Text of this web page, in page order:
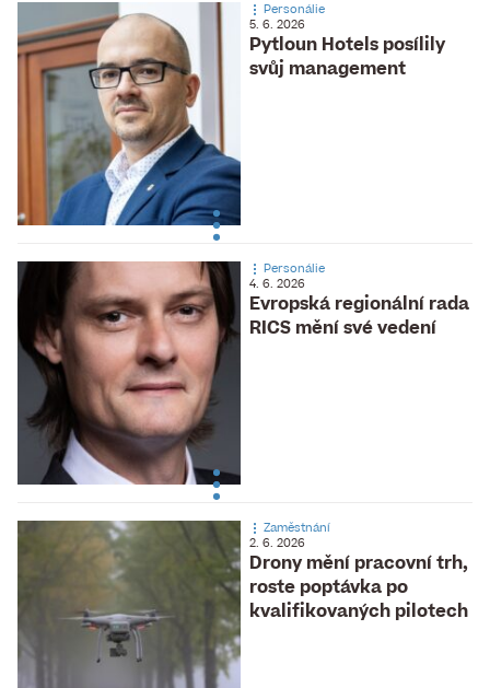
Pytloun Hotels posílily
svůj management
Personálie
5. 6. 2026
Evropská regionální rada
RICS mění své vedení
Personálie
4. 6. 2026
Drony mění pracovní trh,
roste poptávka po
kvalifikovaných pilotech
Zaměstnání
2. 6. 2026